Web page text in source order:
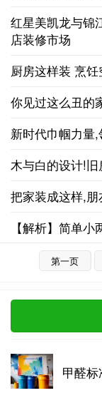
红星美凯龙与锦
店装修市场
厨房这样装 烹
你见过这么丑的
新时代巾帼力量
木与白的设计!
把家装成这样,
【解析】简单
第一页
甲醛